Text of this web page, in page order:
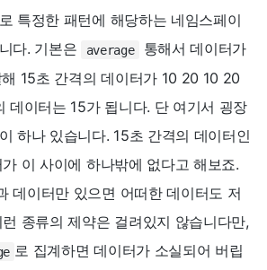
특정한 패턴에 해당하는 네임스페이
다. 기본은
average
통해서 데이터가
15초 간격의 데이터가 10 20 10 20
데이터는 15가 됩니다. 단 여기서 굉장
하나 있습니다. 15초 간격의 데이터인
이 사이에 하나밖에 없다고 해보죠.
데이터만 있으면 어떠한 데이터도 저
종류의 제약은 걸려있지 않습니다만,
로 집계하면 데이터가 소실되어 버립